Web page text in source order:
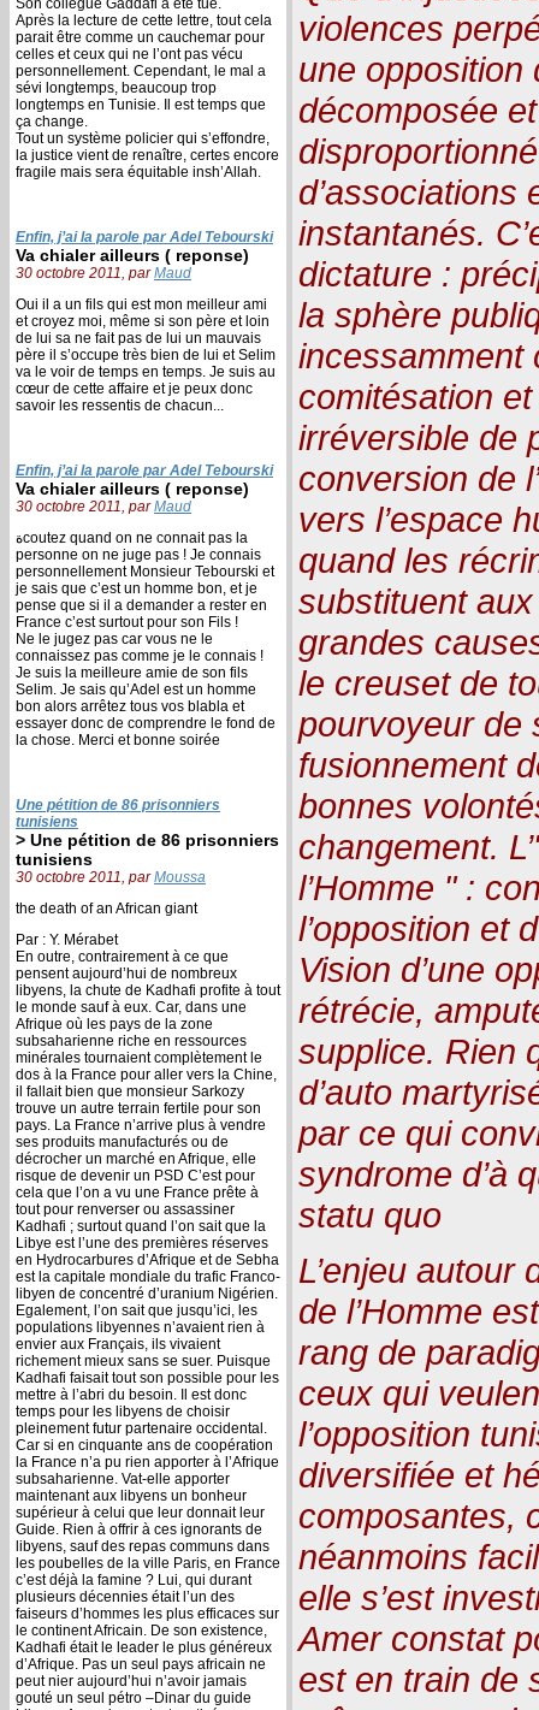
Son collègue Gaddafi a été tué.
Après la lecture de cette lettre, tout cela
parait être comme un cauchemar pour
celles et ceux qui ne l’ont pas vécu
personnellement. Cependant, le mal a
sévi longtemps, beaucoup trop
longtemps en Tunisie. Il est temps que
ça change.
Tout un système policier qui s’effondre,
la justice vient de renaître, certes encore
fragile mais sera équitable insh’Allah.
Enfin, j’ai la parole par Adel Tebourski
Va chialer ailleurs ( reponse)
30 octobre 2011, parMaud
Oui il a un fils qui est mon meilleur ami
et croyez moi, même si son père et loin
de lui sa ne fait pas de lui un mauvais
père il s’occupe très bien de lui et Selim
va le voir de temps en temps. Je suis au
cœur de cette affaire et je peux donc
savoir les ressentis de chacun...
Enfin, j’ai la parole par Adel Tebourski
Va chialer ailleurs ( reponse)
30 octobre 2011, parMaud
ةcoutez quand on ne connait pas la
personne on ne juge pas ! Je connais
personnellement Monsieur Tebourski et
je sais que c’est un homme bon, et je
pense que si il a demander a rester en
France c’est surtout pour son Fils !
Ne le jugez pas car vous ne le
connaissez pas comme je le connais !
Je suis la meilleure amie de son fils
Selim. Je sais qu’Adel est un homme
bon alors arrêtez tous vos blabla et
essayer donc de comprendre le fond de
la chose. Merci et bonne soirée
Une pétition de 86 prisonniers
tunisiens
> Une pétition de 86 prisonniers
tunisiens
30 octobre 2011, parMoussa
the death of an African giant
Par : Y. Mérabet
En outre, contrairement à ce que
pensent aujourd’hui de nombreux
libyens, la chute de Kadhafi profite à tout
le monde sauf à eux. Car, dans une
Afrique où les pays de la zone
subsaharienne riche en ressources
minérales tournaient complètement le
dos à la France pour aller vers la Chine,
il fallait bien que monsieur Sarkozy
trouve un autre terrain fertile pour son
pays. La France n’arrive plus à vendre
ses produits manufacturés ou de
décrocher un marché en Afrique, elle
risque de devenir un PSD C’est pour
cela que l’on a vu une France prête à
tout pour renverser ou assassiner
Kadhafi ; surtout quand l’on sait que la
Libye est l’une des premières réserves
en Hydrocarbures d’Afrique et de Sebha
est la capitale mondiale du trafic Franco-
libyen de concentré d’uranium Nigérien.
Egalement, l’on sait que jusqu’ici, les
populations libyennes n’avaient rien à
envier aux Français, ils vivaient
richement mieux sans se suer. Puisque
Kadhafi faisait tout son possible pour les
mettre à l’abri du besoin. Il est donc
temps pour les libyens de choisir
pleinement futur partenaire occidental.
Car si en cinquante ans de coopération
la France n’a pu rien apporter à l’Afrique
subsaharienne. Vat-elle apporter
maintenant aux libyens un bonheur
supérieur à celui que leur donnait leur
Guide. Rien à offrir à ces ignorants de
libyens, sauf des repas communs dans
les poubelles de la ville Paris, en France
c’est déjà la famine ? Lui, qui durant
plusieurs décennies était l’un des
faiseurs d’hommes les plus efficaces sur
le continent Africain. De son existence,
Kadhafi était le leader le plus généreux
d’Afrique. Pas un seul pays africain ne
peut nier aujourd’hui n’avoir jamais
gouté un seul pétro –Dinar du guide
violences
une opposition
décomposée
d’associations
instantanés.
dictature :
la sphère
incessamment
comitésation
irréversible de
conversion de
vers l’espace
quand les
substituent
grandes
le creuset de
pourvoyeur de
fusionnement
bonnes
changement.
l’Homme " :
l’opposition et
Vision d’une
rétrécie,
supplice. Rien
d’auto
par ce qui
syndrome d’à
statu quo
L’enjeu autour
de l’Homme
rang de
ceux qui
l’opposition
diversifiée et
composantes,
néanmoins
elle s’est
Amer constat
est en train de